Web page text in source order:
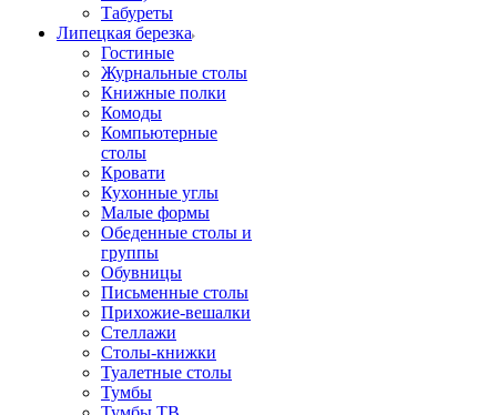
Табуреты
Липецкая березка
Гостиные
Журнальные столы
Книжные полки
Комоды
Компьютерные
столы
Кровати
Кухонные углы
Малые формы
Обеденные столы и
группы
Обувницы
Письменные столы
Прихожие-вешалки
Стеллажи
Столы-книжки
Туалетные столы
Тумбы